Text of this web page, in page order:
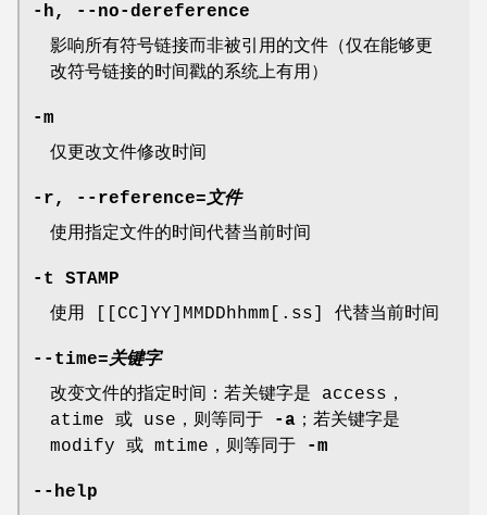
-h ,
--no-dereference
影响所有符号链接而非被引用的文件（仅在能够更
改符号链接的时间戳的系统上有用）
-m
仅更改文件修改时间
-r , --reference=文件
使用指定文件的时间代替当前时间
-t
STAMP
使用 [[CC]YY]MMDDhhmm[.ss] 代替当前时间
--time=关键字
改变文件的指定时间：若关键字是 access，
atime 或 use，则等同于
-a ；若关键字是
modify 或 mtime，则等同于
-m
--help